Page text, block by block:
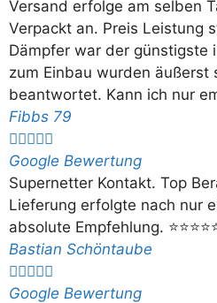
Versand erfolge am selben
Verpackt an. Preis Leistung
Dämpfer war der günstigste
zum Einbau wurden äußerst
beantwortet. Kann ich nur
Fibbs 79

Google Bewertung
Supernetter Kontakt. Top
Lieferung erfolgte nach nur
absolute Empfehlung.
Bastian Schöntaube

Google Bewertung